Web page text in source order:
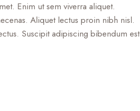
Enim ut sem viverra aliquet.
Aliquet lectus proin nibh nisl.
Suscipit adipiscing bibendum est